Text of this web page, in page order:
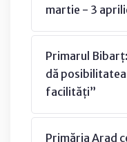
martie - 3
Primarul
dă
facilități”
Primăria Arad